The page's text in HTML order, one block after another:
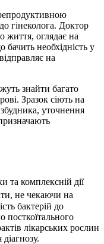
гінеколога. Доктор
життя, оглядає на
необхідність у
на
знайти багато
Зразок сіють на
уточнення
та комплексній дії
не чекаючи на
бактерій до
посткоїтального
лікарських рослин